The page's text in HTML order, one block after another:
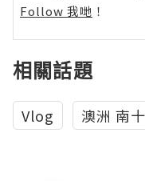
Follow 我哋 ！
相關話題
Vlog 澳洲 南